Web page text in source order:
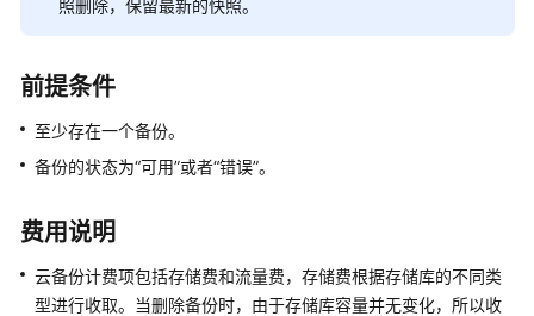
速
入
用
户
指
过
IAM
照删除，保留最新的快照。
前提条件
至少存在一个备份。
备份的状态为“可用”或者“错误”。
费用说明
云备份计费项包括存储费和流量费，存储费根据存储库的不同类
型进行收取。当删除备份时，由于存储库容量并无变化，所以收